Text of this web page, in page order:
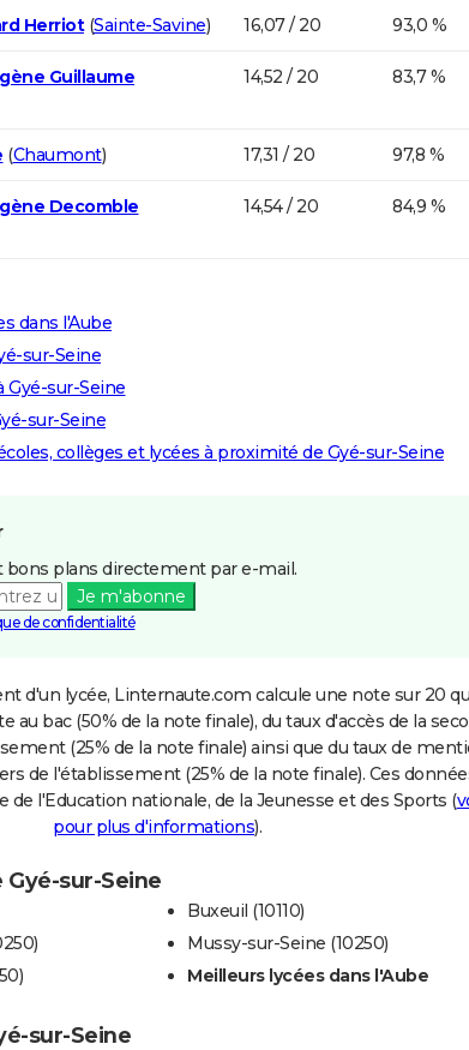
Herriot(Sainte-Savine) 16,07 / 20 93,0 %
Guillaume
14,52 / 20 83,7 %
(Chaumont) 17,31 / 20 97,8 %
Decomble
14,54 / 20 84,9 %
dans l'Aube
sur-Seine
Gyé-sur-Seine
sur-Seine
collèges et lycées à proximité de Gyé-sur-Seine
bons plans directement par e-mail.
Je m'abonne
de confidentialité
d'un lycée, Linternaute.com calcule une note sur 20
au bac (50% de la note finale), du taux d'accès de la
(25% de la note finale) ainsi que du taux de
de l'établissement (25% de la note finale). Ces
l'Education nationale, de la Jeunesse et des Sports (
pour plus d'informations).
sur-Seine
Buxeuil (10110)
Mussy-sur-Seine (10250)
Meilleurs lycées dans l'Aube
sur-Seine